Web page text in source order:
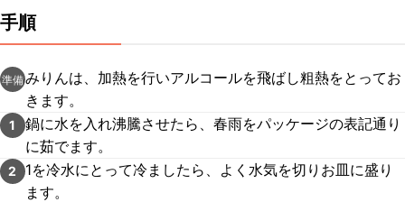
手順
準備みりんは、加熱を行いアルコールを飛ばし粗熱をとってお
きます。
1
鍋に水を入れ沸騰させたら、春雨をパッケージの表記通り
に茹でます。
2
1を冷水にとって冷ましたら、よく水気を切りお皿に盛り
ます。